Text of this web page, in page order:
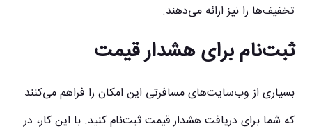
تخفیف‌ها را نیز ارائه می‌دهند.
ثبت‌نام برای هشدار قیمت
بسیاری از وب‌سایت‌های مسافرتی این امکان را فراهم می‌کنند
که شما برای دریافت هشدار قیمت ثبت‌نام کنید. با این کار، در